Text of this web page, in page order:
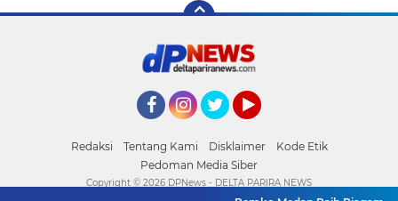
Redaksi Tentang Kami Disklaimer
Kode Etik
Pedoman Media Siber
Copyright © 2026 DPNews - DELTA PARIRA NEWS